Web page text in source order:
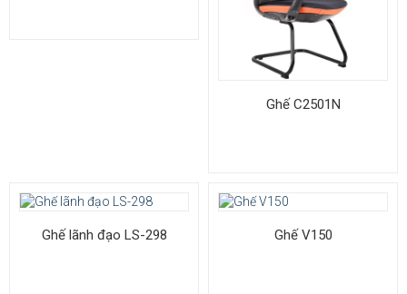
Ghế C2501N
Ghế lãnh đạo LS-298 Ghế V150